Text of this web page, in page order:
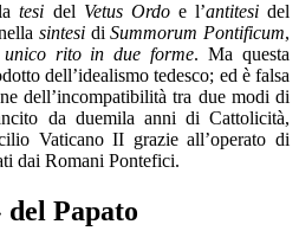
latesi del Vetus Ordoe l’antitesidel
sintesidiSummorum Pontificum,
unico rito in due forme. Ma questa
dell’idealismo tedesco; ed è falsa
dell’incompatibilità tra due modi di
da duemila anni di Cattolicità,
Vaticano II grazie all’operato di
dai Romani Pontefici.
Papato